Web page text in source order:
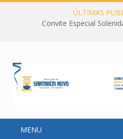
ÚLTIMAS
Convite Especial
MENU